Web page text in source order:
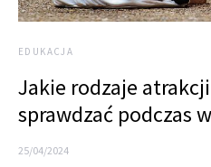
EDUKACJA
Jakie rodzaje
sprawdzać podczas
25/04/2024